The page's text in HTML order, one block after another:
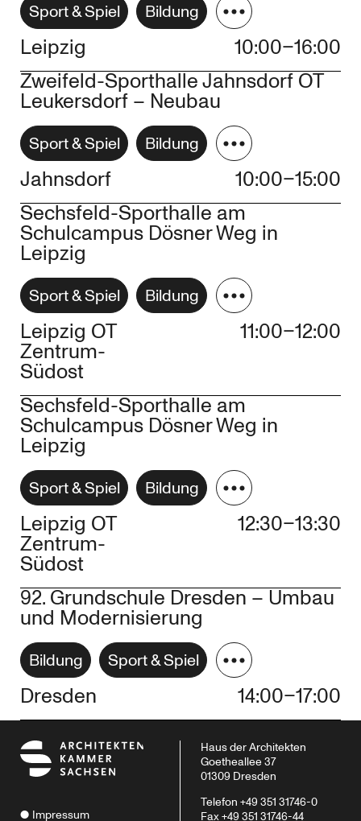
Sport & Spiel Bildung
Leipzig
10:00–16:00
Zweifeld-Sporthalle Jahnsdorf OT
Leukersdorf – Neubau
Sport & Spiel Bildung
Jahnsdorf
10:00–15:00
Sechsfeld-Sporthalle am
Schulcampus Dösner Weg in
Leipzig
Sport & Spiel Bildung
Leipzig OT
Zentrum-
Südost
11:00–12:00
Sechsfeld-Sporthalle am
Schulcampus Dösner Weg in
Leipzig
Sport & Spiel Bildung
Leipzig OT
Zentrum-
Südost
12:30–13:30
92. Grundschule Dresden – Umbau
und Modernisierung
Bildung Sport & Spiel
Dresden 14:00–17:00
Impressum
Haus der Architekten
Goetheallee 37
01309 Dresden
Telefon +49 351 31746-0
Fax +49 351 31746-44